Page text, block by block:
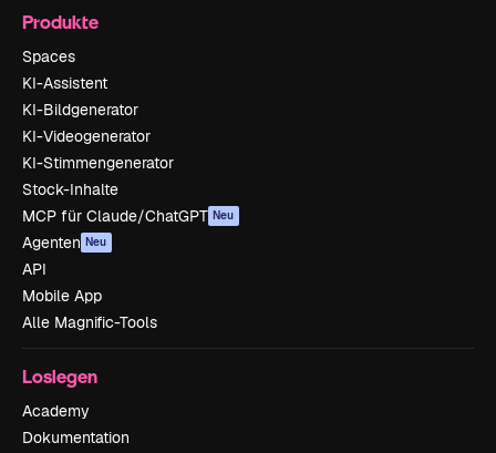
Produkte
Spaces
KI-Assistent
KI-Bildgenerator
KI-Videogenerator
KI-Stimmengenerator
Stock-Inhalte
MCP für Claude/ChatGPT Neu
Agenten Neu
API
Mobile App
Alle Magnific-Tools
Loslegen
Academy
Dokumentation